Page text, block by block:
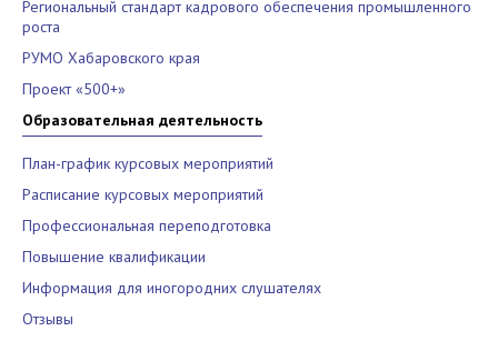
Региональный стандарт кадрового обеспечения промышленного
роста
РУМО Хабаровского края
Проект «500+»
Образовательная деятельность
План-график курсовых мероприятий
Расписание курсовых мероприятий
Профессиональная переподготовка
Повышение квалификации
Информация для иногородних слушателях
Отзывы